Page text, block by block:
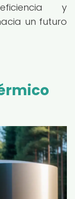
y
un futuro